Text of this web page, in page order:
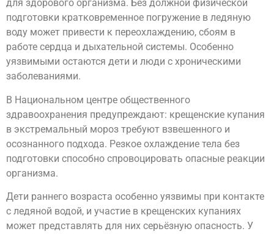
для здорового организма. Без должной физической
подготовки кратковременное погружение в ледяную
воду может привести к переохлаждению, сбоям в
работе сердца и дыхательной системы. Особенно
уязвимыми остаются дети и люди с хроническими
заболеваниями.
В Национальном центре общественного
здравоохранения предупреждают: крещенские купания
в экстремальный мороз требуют взвешенного и
осознанного подхода. Резкое охлаждение тела без
подготовки способно спровоцировать опасные реакции
организма.
Дети раннего возраста особенно уязвимы при контакте
с ледяной водой, и участие в крещенских купаниях
может представлять для них серьёзную опасность. У